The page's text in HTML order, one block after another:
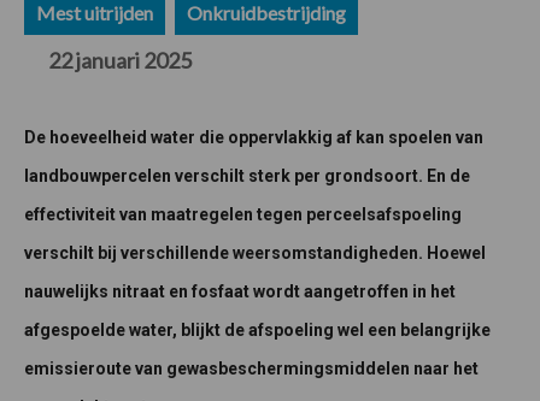
Mest uitrijden Onkruidbestrijding
22 januari 2025
De hoeveelheid water die oppervlakkig af kan spoelen van
landbouwpercelen verschilt sterk per grondsoort. En de
effectiviteit van maatregelen tegen perceelsafspoeling
verschilt bij verschillende weersomstandigheden. Hoewel
nauwelijks nitraat en fosfaat wordt aangetroffen in het
afgespoelde water, blijkt de afspoeling wel een belangrijke
emissieroute van gewasbeschermingsmiddelen naar het